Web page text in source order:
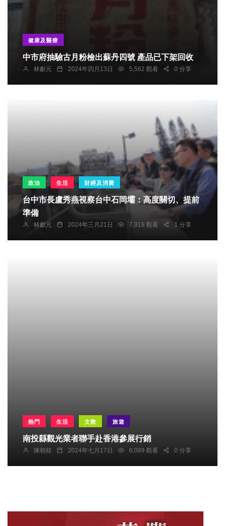
健康及醫療
中市府抽驗古月粉檢出蘇丹四號 產品已下架回收
林獻元 2024年四月13日 5,562 觀看 0 分享
政治 生活 財經及消費
台中市長盧秀燕視察台中石岡壩：高度關切、提前
準備
林獻元 2024年三月21日 7,919 觀看 1 分享
熱門 生活 文教 旅遊
南投縣觀光業者聯手赴香港參展行銷
陳朝枝 2024年七月17日 8,089 觀看 0 分享